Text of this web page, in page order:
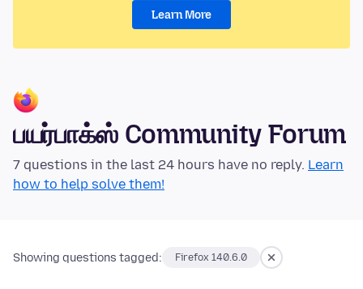
Learn More
பயர்பாக்ஸ் Community Forum
7 questions in the last 24 hours have no reply. Learn
how to help solve them!
Showing questions tagged: Firefox 140.6.0